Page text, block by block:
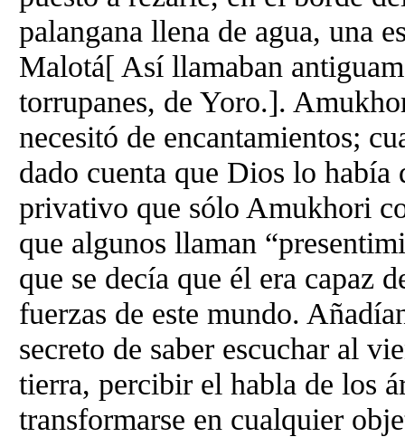
palangana llena de agua, una
Malotá[ Así llamaban
torrupanes, de Yoro.].
necesitó de encantamientos;
dado cuenta que Dios lo
privativo que sólo Amukhori
que algunos llaman
que se decía que él era capaz
fuerzas de este mundo.
secreto de saber escuchar al
tierra, percibir el habla de los
transformarse en cualquier